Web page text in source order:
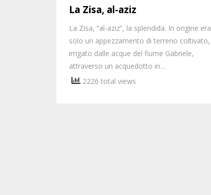
La Zisa, al-aziz
La Zisa, “al-aziz“, la splendida. In origine era
solo un appezzamento di terreno coltivato,
irrigato dalle acque del fiume Gabriele,
attraverso un acquedotto in…
2226 total views